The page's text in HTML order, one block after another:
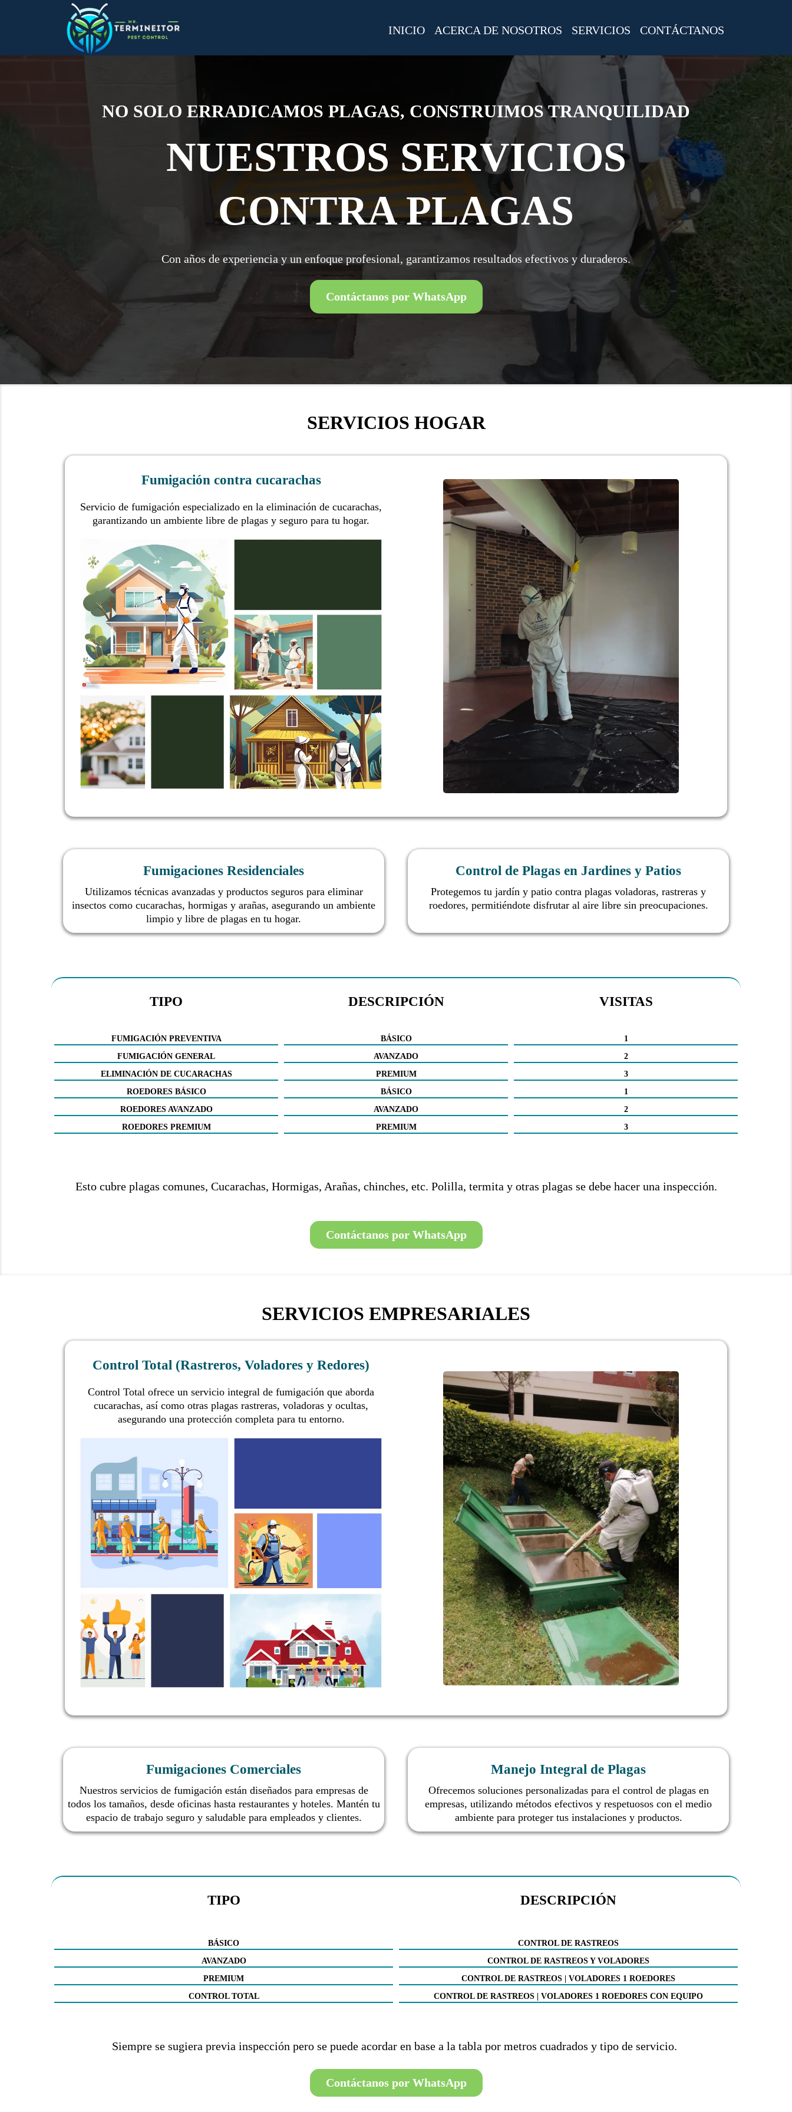
INICIO ACERCA DE NOSOTROS SERVICIOS CONTÁCTANOS
NO SOLO ERRADICAMOS PLAGAS, CONSTRUIMOS TRANQUILIDAD
NUESTROS SERVICIOS
CONTRA PLAGAS
Con años de experiencia y un enfoque profesional, garantizamos resultados efectivos y duraderos.
Contáctanos por WhatsApp
SERVICIOS HOGAR
Fumigación contra cucarachas
Servicio de fumigación especializado en la eliminación de cucarachas,
garantizando un ambiente libre de plagas y seguro para tu hogar.
Fumigaciones Residenciales
Utilizamos técnicas avanzadas y productos seguros para eliminar
insectos como cucarachas, hormigas y arañas, asegurando un ambiente
limpio y libre de plagas en tu hogar.
Control de Plagas en Jardines y Patios
Protegemos tu jardín y patio contra plagas voladoras, rastreras y
roedores, permitiéndote disfrutar al aire libre sin preocupaciones.
TIPO DESCRIPCIÓN VISITAS
FUMIGACIÓN PREVENTIVA
FUMIGACIÓN GENERAL
ELIMINACIÓN DE CUCARACHAS
ROEDORES BÁSICO
ROEDORES AVANZADO
ROEDORES PREMIUM
BÁSICO
AVANZADO
PREMIUM
BÁSICO
AVANZADO
PREMIUM
1
2
3
1
2
3
Esto cubre plagas comunes, Cucarachas, Hormigas, Arañas, chinches, etc. Polilla, termita y otras plagas se debe hacer una inspección.
Contáctanos por WhatsApp
SERVICIOS EMPRESARIALES
Control Total (Rastreros, Voladores y Redores)
Control Total ofrece un servicio integral de fumigación que aborda
cucarachas, así como otras plagas rastreras, voladoras y ocultas,
asegurando una protección completa para tu entorno.
Fumigaciones Comerciales
Nuestros servicios de fumigación están diseñados para empresas de
todos los tamaños, desde oficinas hasta restaurantes y hoteles. Mantén tu
espacio de trabajo seguro y saludable para empleados y clientes.
Manejo Integral de Plagas
Ofrecemos soluciones personalizadas para el control de plagas en
empresas, utilizando métodos efectivos y respetuosos con el medio
ambiente para proteger tus instalaciones y productos.
TIPO DESCRIPCIÓN
BÁSICO
AVANZADO
PREMIUM
CONTROL TOTAL
CONTROL DE RASTREOS
CONTROL DE RASTREOS Y VOLADORES
CONTROL DE RASTREOS | VOLADORES 1 ROEDORES
CONTROL DE RASTREOS | VOLADORES 1 ROEDORES CON EQUIPO
Siempre se sugiera previa inspección pero se puede acordar en base a la tabla por metros cuadrados y tipo de servicio.
Contáctanos por WhatsApp